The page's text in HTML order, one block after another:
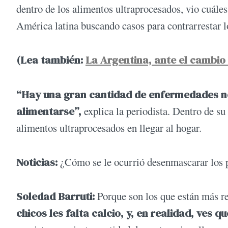
dentro de los alimentos ultraprocesados, vio
América latina buscando casos para contrarrestar
(Lea también: La Argentina, ante el
“Hay una gran cantidad de enfermedades
alimentarse”, explica la periodista. Dentro de
alimentos ultraprocesados en llegar al hogar.
Noticias: ¿Cómo se le ocurrió desenmascarar los
Soledad Barruti:Porque son los que están más
chicos les falta calcio, y, en realidad, ves